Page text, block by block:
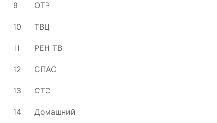
9 ОТР
10 ТВЦ
11 РЕН ТВ
12 СПАС
13 СТС
14 Домашний